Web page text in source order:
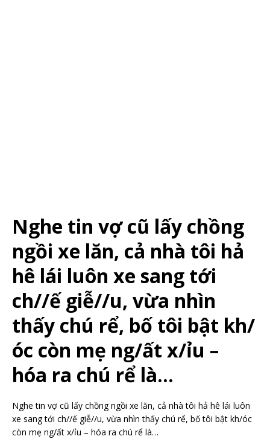
Nghe tin vợ cũ lấy chồng
ngồi xe lăn, cả nhà tôi hả
hê lái luôn xe sang tới
ch//ế giễ//u, vừa nhìn
thấy chú rể, bố tôi bật kh/
óc còn mẹ ng/ất x/ỉu –
hóa ra chú rể là…
Nghe tin vợ cũ lấy chồng ngồi xe lăn, cả nhà tôi hả hê lái luôn
xe sang tới ch//ế giễ//u, vừa nhìn thấy chú rể, bố tôi bật kh/óc
còn mẹ ng/ất x/ỉu – hóa ra chú rể là…